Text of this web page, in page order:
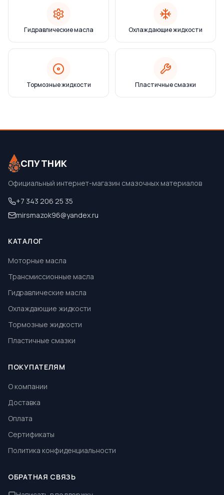
Гидравлические масла Охлаждающие жидкости
Тормозные жидкости Пластичные смазки
СПУТНИК
Официальный интернет-магазин смазочных материалов
+7 343 206 25 35
mirsmazok96@yandex.ru
КАТАЛОГ
Моторные масла
Трансмиссионные масла
Гидравлические масла
Охлаждающие жидкости
Тормозные жидкости
Пластичные смазки
ПОКУПАТЕЛЯМ
О компании
Доставка
Оплата
Сертификаты
Политика конфиденциальности
ОБРАТНАЯ СВЯЗЬ